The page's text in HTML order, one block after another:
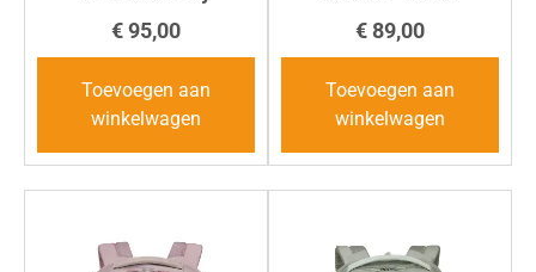
€95,00
Toevoegen aan
winkelwagen
€ 89,00
Toevoegen aan
winkelwagen